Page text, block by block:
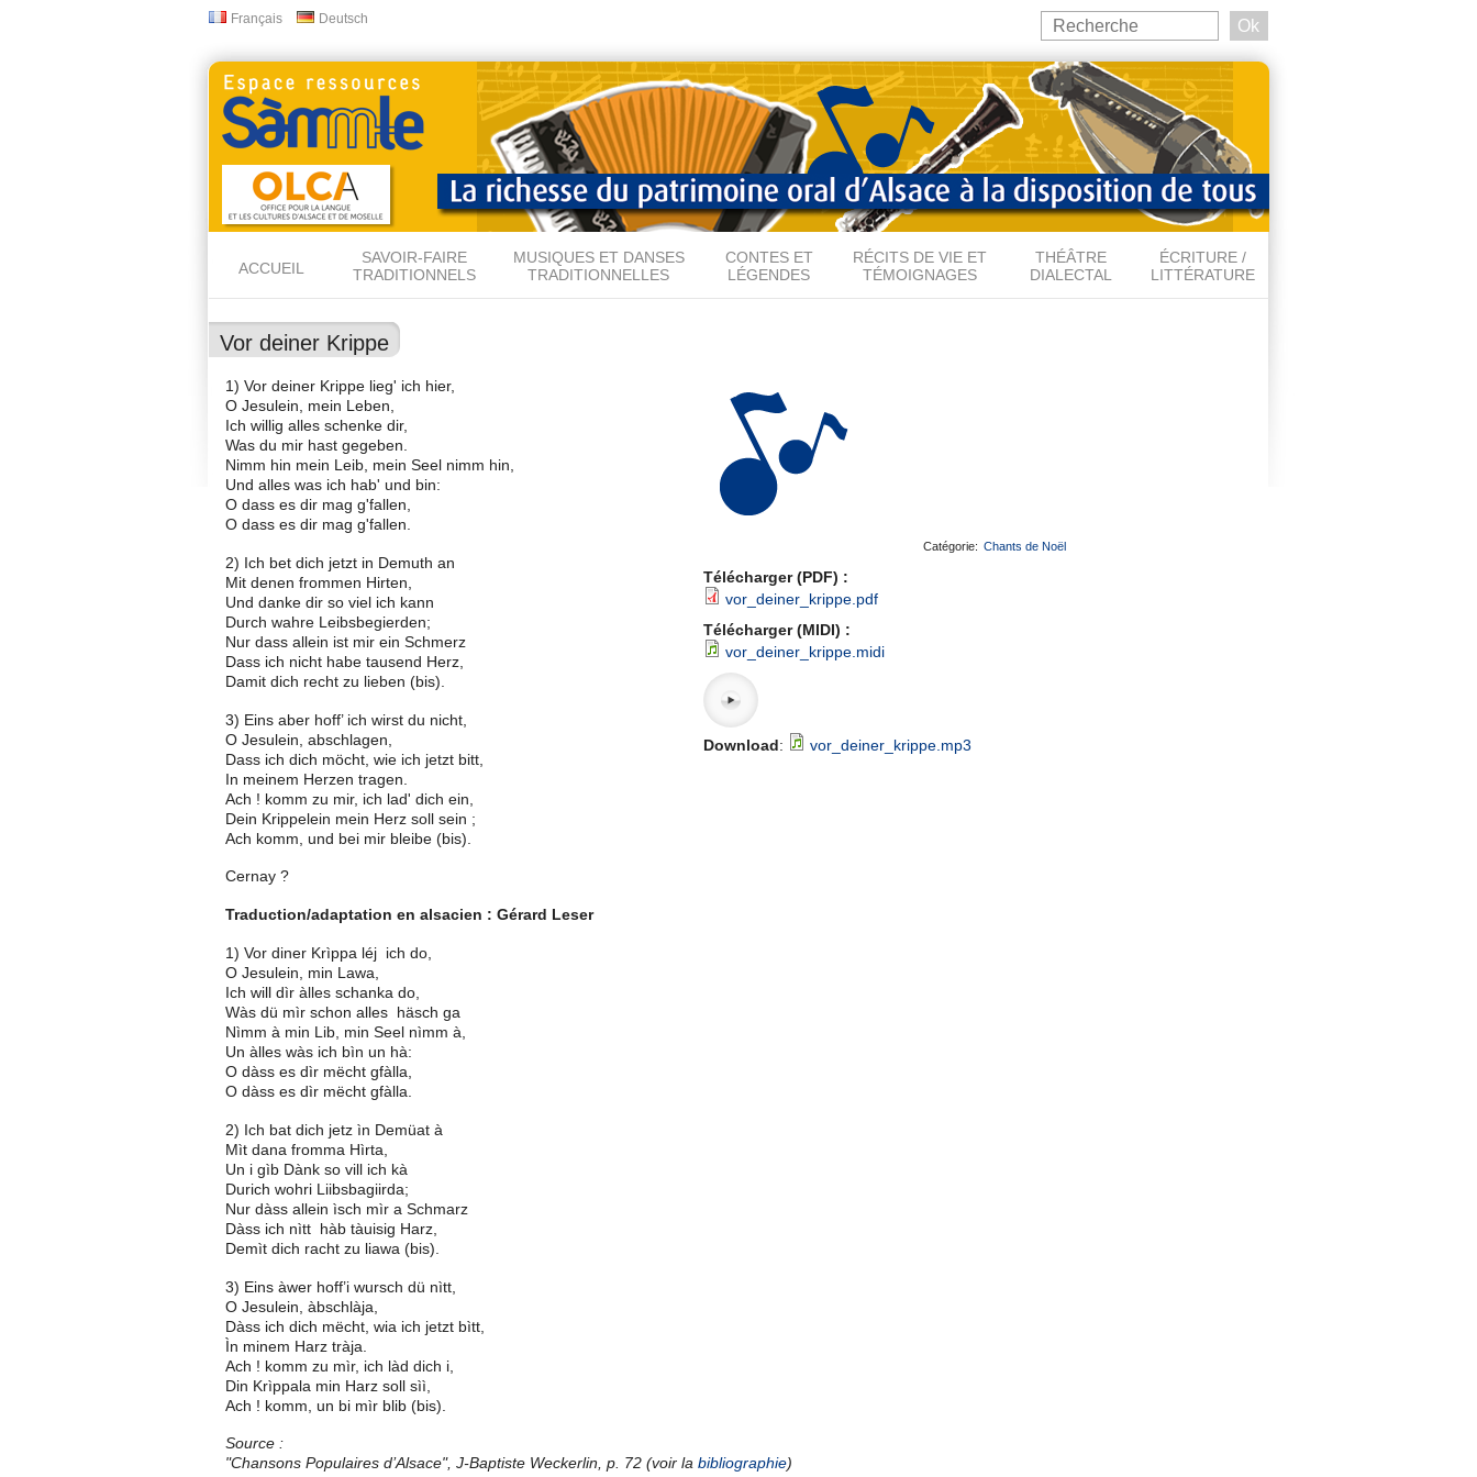
principal
Français Deutsch
Formulaire de recherche
Search
this
site
ACCUEIL
SAVOIR-FAIRE
TRADITIONNELS
MUSIQUES ET DANSES
TRADITIONNELLES
CONTES ET
LÉGENDES
RÉCITS DE VIE ET
TÉMOIGNAGES
THÉÂTRE
DIALECTAL
ÉCRITURE /
LITTÉRATURE
Vor deiner Krippe
Catégorie: Chants de Noël
Télécharger (PDF) :
vor_deiner_krippe.pdf
Télécharger (MIDI) :
vor_deiner_krippe.midi
Download: vor_deiner_krippe.mp3
1) Vor deiner Krippe lieg' ich hier,
O Jesulein, mein Leben,
Ich willig alles schenke dir,
Was du mir hast gegeben.
Nimm hin mein Leib, mein Seel nimm hin,
Und alles was ich hab' und bin:
O dass es dir mag g'fallen,
O dass es dir mag g'fallen.
2) Ich bet dich jetzt in Demuth an
Mit denen frommen Hirten,
Und danke dir so viel ich kann
Durch wahre Leibsbegierden;
Nur dass allein ist mir ein Schmerz
Dass ich nicht habe tausend Herz,
Damit dich recht zu lieben (bis).
3) Eins aber hoff’ ich wirst du nicht,
O Jesulein, abschlagen,
Dass ich dich möcht, wie ich jetzt bitt,
In meinem Herzen tragen.
Ach ! komm zu mir, ich lad' dich ein,
Dein Krippelein mein Herz soll sein ;
Ach komm, und bei mir bleibe (bis).
Cernay ?
Traduction/adaptation en alsacien : Gérard Leser
1) Vor diner Krìppa léj ich do,
O Jesulein, min Lawa,
Ich will dìr àlles schanka do,
Wàs dü mìr schon alles häsch ga
Nìmm à min Lib, min Seel nìmm à,
Un àlles wàs ich bìn un hà:
O dàss es dìr mëcht gfàlla,
O dàss es dìr mëcht gfàlla.
2) Ich bat dich jetz ìn Demüat à
Mìt dana fromma Hìrta,
Un i gìb Dànk so vill ich kà
Durich wohri Liibsbagiirda;
Nur dàss allein ìsch mìr a Schmarz
Dàss ich nìtt hàb tàuisig Harz,
Demìt dich racht zu liawa (bis).
3) Eins àwer hoff’i wursch dü nìtt,
O Jesulein, àbschlàja,
Dàss ich dich mëcht, wia ich jetzt bìtt,
Ìn minem Harz tràja.
Ach ! komm zu mìr, ich làd dich i,
Din Krìppala min Harz soll sìì,
Ach ! komm, un bi mìr blib (bis).
Source :
"Chansons Populaires d’Alsace", J-Baptiste Weckerlin, p. 72 (voir la bibliographie)